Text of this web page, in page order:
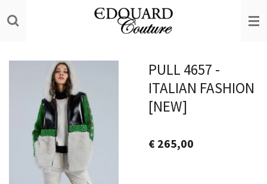
direct
hoofdinhoud
PULL 4657 -
ITALIAN FASHION
[NEW]
€ 265,00